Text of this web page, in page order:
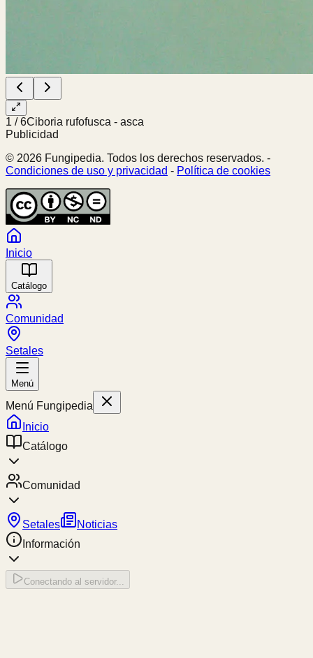
1 /6Ciboria rufofusca - asca
Publicidad
© 2026 Fungipedia. Todos los derechos reservados. -
Condiciones de uso y privacidad - Política de cookies
Inicio
Catálogo
Comunidad
Setales
Menú
Menú Fungipedia
Inicio
Catálogo
Comunidad
Setales
Noticias
Información
Conectando al servidor...